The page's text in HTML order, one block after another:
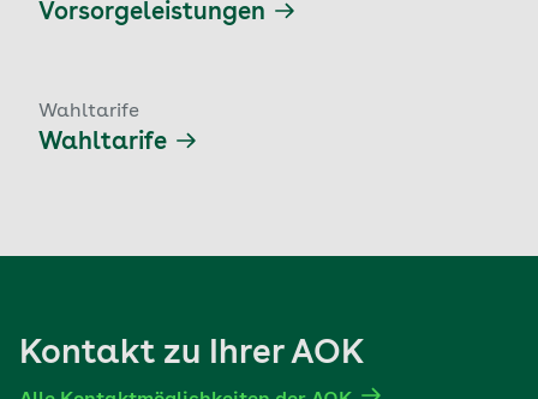
Vorsorgeleistungen
Wahltarife
Wahltarife
Kontakt zu Ihrer AOK